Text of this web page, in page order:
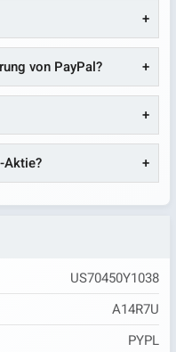
von PayPal?
Aktie?
US70450Y1038
A14R7U
PYPL